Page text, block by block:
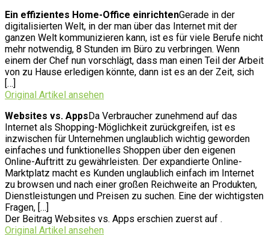
Ein effizientes Home-Office einrichtenGerade in der
digitalisierten Welt, in der man über das Internet mit der
ganzen Welt kommunizieren kann, ist es für viele Berufe nicht
mehr notwendig, 8 Stunden im Büro zu verbringen. Wenn
einem der Chef nun vorschlägt, dass man einen Teil der Arbeit
von zu Hause erledigen könnte, dann ist es an der Zeit, sich
[…]
Original Artikel ansehen
Websites vs. AppsDa Verbraucher zunehmend auf das
Internet als Shopping-Möglichkeit zurückgreifen, ist es
inzwischen für Unternehmen unglaublich wichtig geworden
einfaches und funktionelles Shoppen über den eigenen
Online-Auftritt zu gewährleisten. Der expandierte Online-
Marktplatz macht es Kunden unglaublich einfach im Internet
zu browsen und nach einer großen Reichweite an Produkten,
Dienstleistungen und Preisen zu suchen. Eine der wichtigsten
Fragen, […]
Der Beitrag Websites vs. Apps erschien zuerst auf .
Original Artikel ansehen